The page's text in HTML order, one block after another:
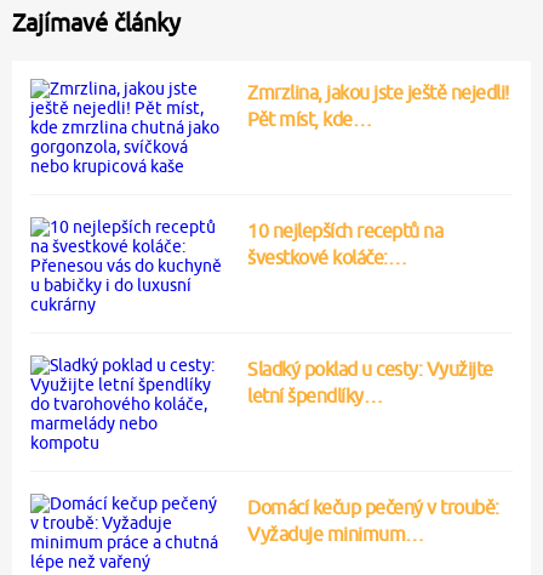
Zajímavé články
Zmrzlina, jakou jste ještě nejedli!
Pět míst, kde…
10 nejlepších receptů na
švestkové koláče:…
Sladký poklad u cesty: Využijte
letní špendlíky…
Domácí kečup pečený v troubě:
Vyžaduje minimum…